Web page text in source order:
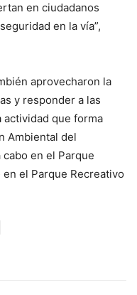
en ciudadanos
en la vía”,
aprovecharon la
y responder a las
que forma
Ambiental del
en el Parque
el Parque Recreativo